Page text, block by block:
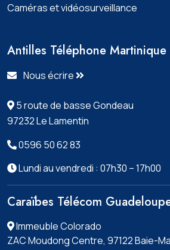
Caméras et vidéosurveillance
Antilles Téléphone Martinique
Nous écrire
5 route de basse Gondeau
97232 Le Lamentin
0596 50 62 83
Lundi au vendredi : 07h30 – 17h00
Caraïbes Télécom
Immeuble Colorado
ZAC Moudong Centre, 97122 Baie-